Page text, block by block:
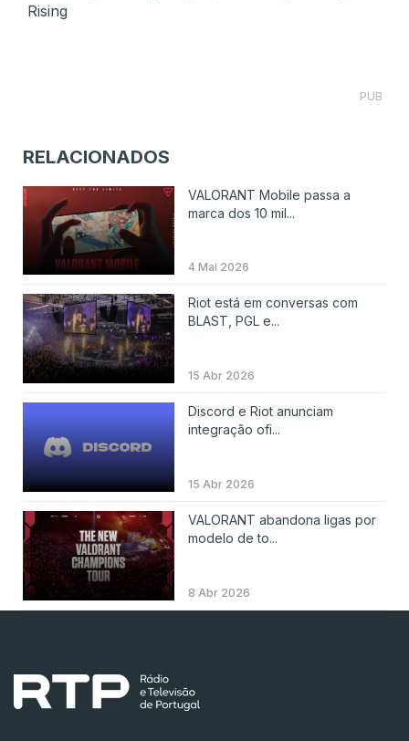
Rising
PUB
RELACIONADOS
VALORANT Mobile passa a
marca dos 10 mil...
4 Mai 2026
Riot está em conversas com
BLAST, PGL e...
15 Abr 2026
Discord e Riot anunciam
integração ofi...
15 Abr 2026
VALORANT abandona ligas por
modelo de to...
8 Abr 2026